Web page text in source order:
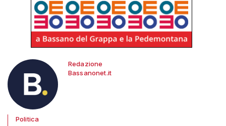
Redazione
Bassanonet.it
Politica